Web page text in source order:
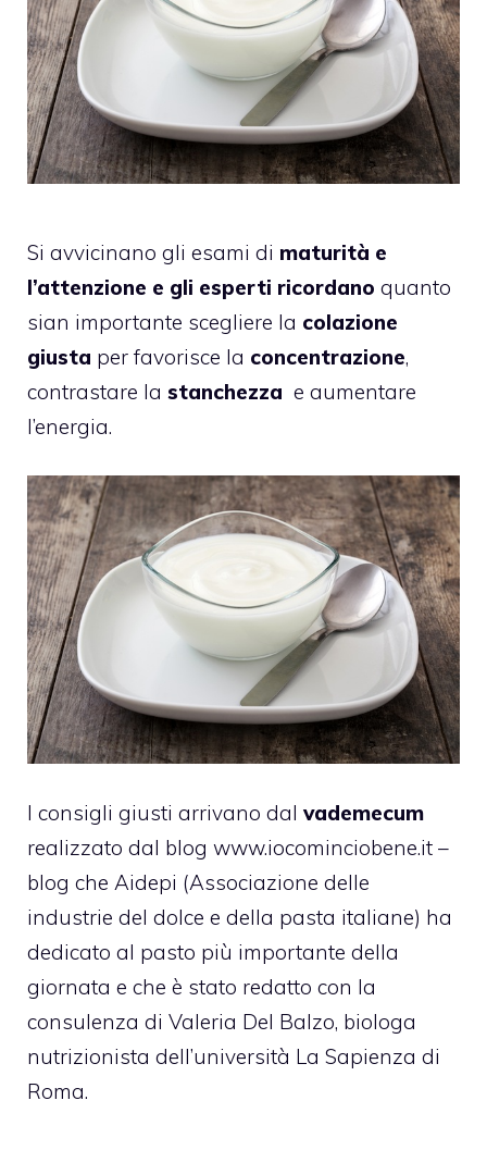
Si avvicinano gli esami di maturità e
l’attenzione e gli esperti ricordano quanto
sian importante scegliere la colazione
giusta per favorisce la concentrazione,
contrastare la stanchezza e aumentare
l’energia.
I consigli giusti arrivano dal vademecum
realizzato dal blog www.iocominciobene.it –
blog che Aidepi (Associazione delle
industrie del dolce e della pasta italiane) ha
dedicato al pasto più importante della
giornata e che è stato redatto con la
consulenza di Valeria Del Balzo, biologa
nutrizionista dell’università La Sapienza di
Roma.